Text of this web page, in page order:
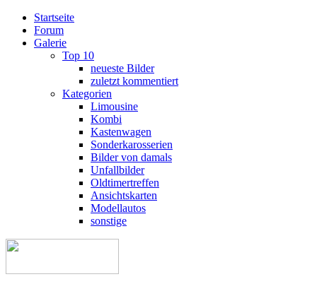
Startseite
Forum
Galerie
Top 10
neueste Bilder
zuletzt kommentiert
Kategorien
Limousine
Kombi
Kastenwagen
Sonderkarosserien
Bilder von damals
Unfallbilder
Oldtimertreffen
Ansichtskarten
Modellautos
sonstige